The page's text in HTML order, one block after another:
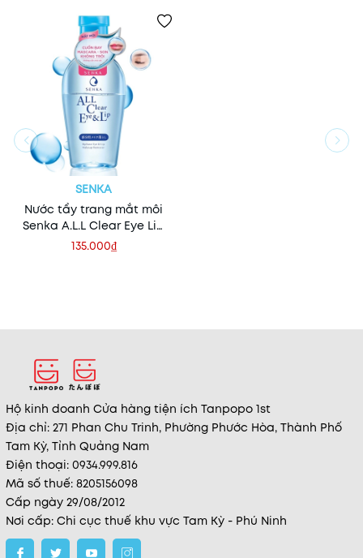
SENKA
Nước tẩy trang mắt môi
Senka A.L.L Clear Eye Lip
150ml
135.000₫
Hộ kinh doanh Cửa hàng tiện ích Tanpopo 1st
Địa chỉ: 271 Phan Chu Trinh, Phường Phước Hòa, Thành Phố
Tam Kỳ, Tỉnh Quảng Nam
Điện thoại: 0934.999.816
Mã số thuế: 8205156098
Cấp ngày 29/08/2012
Nơi cấp: Chi cục thuế khu vực Tam Kỳ - Phú Ninh